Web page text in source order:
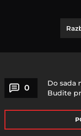
0
Do sada
Budite